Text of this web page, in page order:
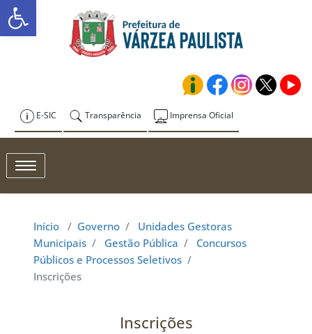
Skip
to
Prefeitura de
E-SIC Transparência Imprensa Oficial
Toggle navigation
Início / Governo / Unidades Gestoras
Municipais / Gestão Pública / Concursos
Públicos e Processos Seletivos /
Inscrições
Inscrições